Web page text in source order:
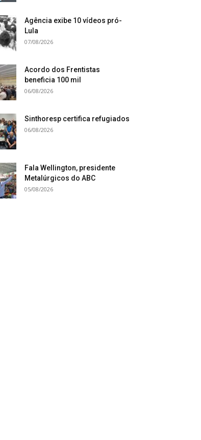
Agência exibe 10 vídeos pró-
Lula
07/08/2026
Acordo dos Frentistas
beneficia 100 mil
06/08/2026
Sinthoresp certifica refugiados
06/08/2026
Fala Wellington, presidente
Metalúrgicos do ABC
05/08/2026